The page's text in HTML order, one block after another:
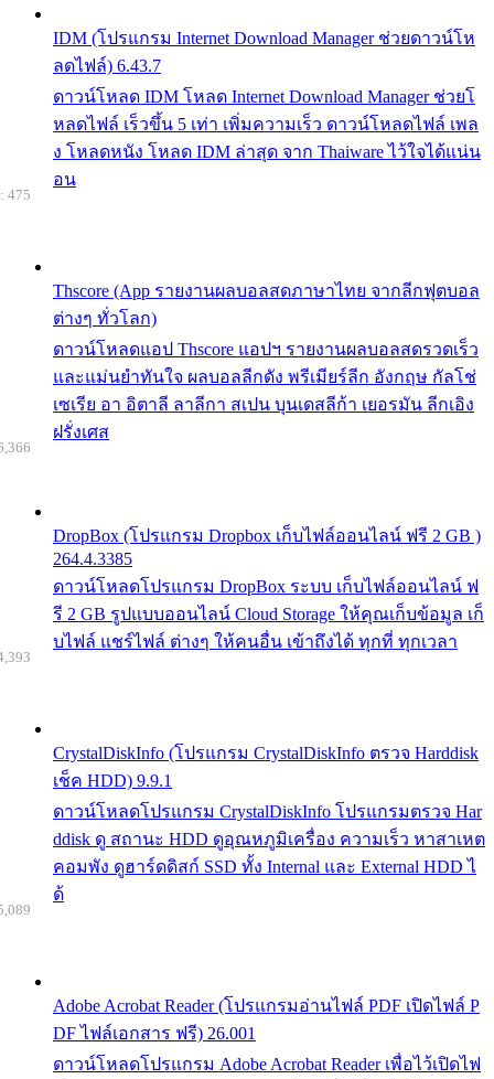
IDM (โปรแกรม Internet Download Manager ช่วยดาวน์โห
ลดไฟล์) 6.43.7
ดาวน์โหลด IDM โหลด Internet Download Manager ช่วยโ
หลดไฟล์ เร็วขึ้น 5 เท่า เพิ่มความเร็ว ดาวน์โหลดไฟล์ เพล
ง โหลดหนัง โหลด IDM ล่าสุด จาก Thaiware ไว้ใจได้แน่น
อน
Thscore (App รายงานผลบอลสดภาษาไทย จากลีกฟุตบอล
ต่างๆ ทั่วโลก)
ดาวน์โหลดแอป Thscore แอปฯ รายงานผลบอลสดรวดเร็ว
และแม่นยำทันใจ ผลบอลลีกดัง พรีเมียร์ลีก อังกฤษ กัลโช่
เซเรีย อา อิตาลี ลาลีกา สเปน บุนเดสลีก้า เยอรมัน ลีกเอิง
ฝรั่งเศส
475
DropBox (โปรแกรม Dropbox เก็บไฟล์ออนไลน์ ฟรี 2 GB )
264.4.3385
ดาวน์โหลดโปรแกรม DropBox ระบบ เก็บไฟล์ออนไลน์ ฟ
รี 2 GB รูปแบบออนไลน์ Cloud Storage ให้คุณเก็บข้อมูล เก็
บไฟล์ แชร์ไฟล์ ต่างๆ ให้คนอื่น เข้าถึงได้ ทุกที่ ทุกเวลา
CrystalDiskInfo (โปรแกรม CrystalDiskInfo ตรวจ Harddisk
เช็ค HDD) 9.9.1
ดาวน์โหลดโปรแกรม CrystalDiskInfo โปรแกรมตรวจ Har
ddisk ดู สถานะ HDD ดูอุณหภูมิเครื่อง ความเร็ว หาสาเหต
คอมพัง ดูฮาร์ดดิสก์ SSD ทั้ง Internal และ External HDD ไ
ด้
Adobe Acrobat Reader (โปรแกรมอ่านไฟล์ PDF เปิดไฟล์ P
DF ไฟล์เอกสาร ฟรี) 26.001
ดาวน์โหลดโปรแกรม Adobe Acrobat Reader เพื่อไว้เปิดไฟ